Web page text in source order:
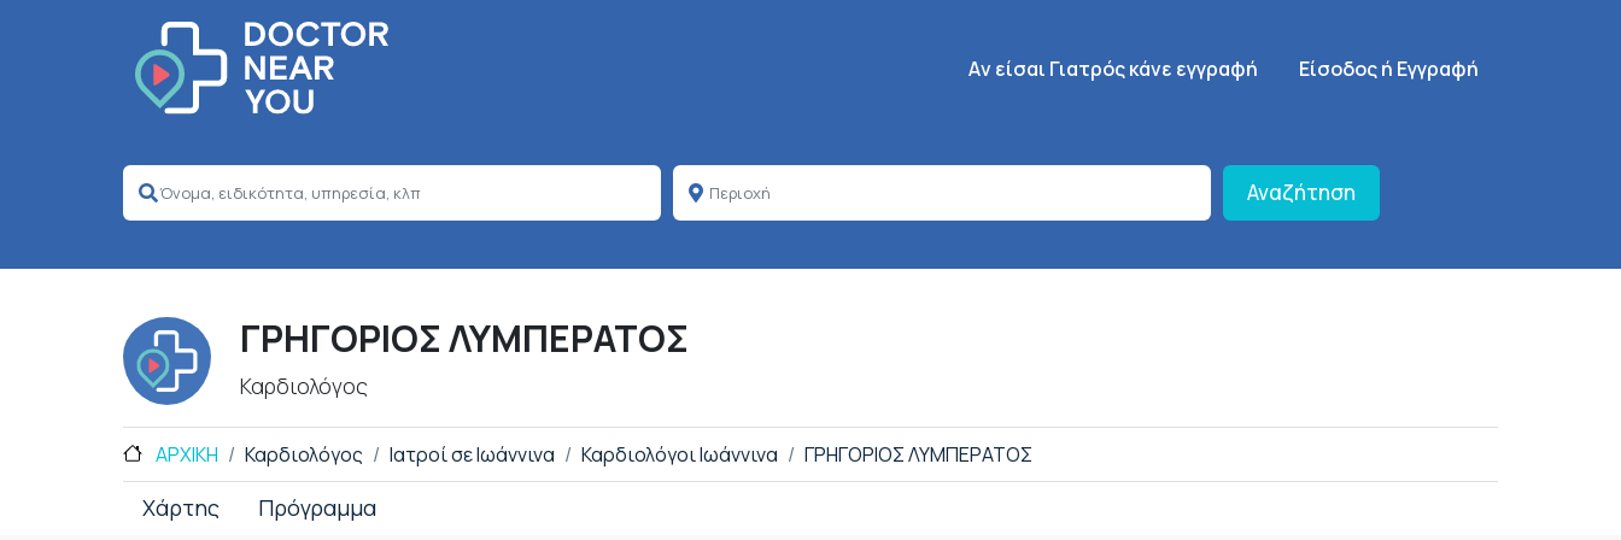
Κεντρική πλοήγηση
Aν είσαι Γιατρός κάνε εγγραφή SignUp Menu
Είσοδος ή Εγγραφή
Αναζήτηση
ΓΡΗΓΟΡΙΟΣ ΛΥΜΠΕΡΑΤΟΣ
Καρδιολόγος
ΑΡΧΙΚΗ Καρδιολόγος Ιατροί σε Ιωάννινα Καρδιολόγοι Ιωάννινα ΓΡΗΓΟΡΙΟΣ ΛΥΜΠΕΡΑΤΟΣ
Χάρτης Πρόγραμμα